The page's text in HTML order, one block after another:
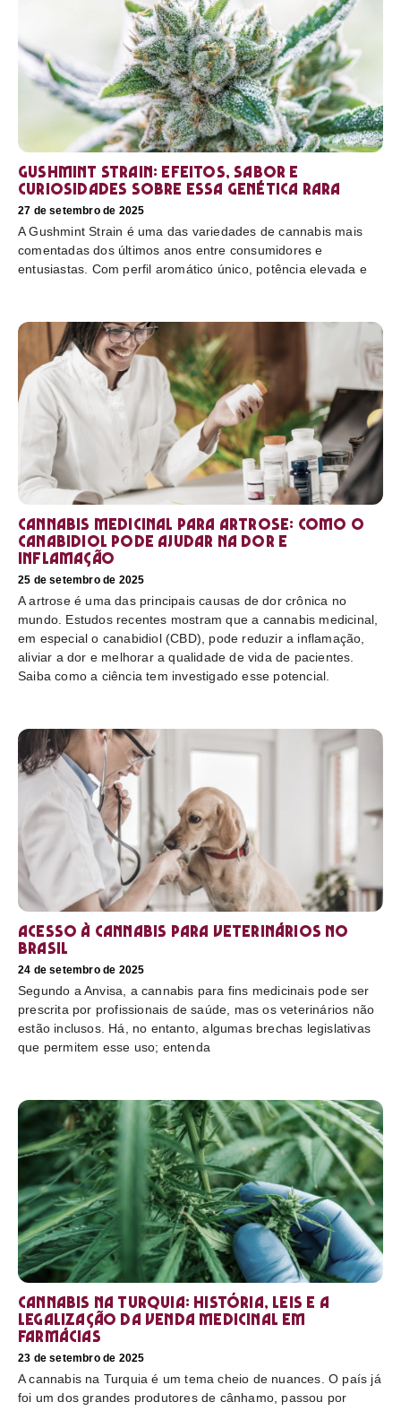
Gushmint Strain: efeitos, sabor e
curiosidades sobre essa genética rara
27 de setembro de 2025
A Gushmint Strain é uma das variedades de cannabis mais
comentadas dos últimos anos entre consumidores e
entusiastas. Com perfil aromático único, potência elevada e
Cannabis medicinal para artrose: como o
canabidiol pode ajudar na dor e
inflamação
25 de setembro de 2025
A artrose é uma das principais causas de dor crônica no
mundo. Estudos recentes mostram que a cannabis medicinal,
em especial o canabidiol (CBD), pode reduzir a inflamação,
aliviar a dor e melhorar a qualidade de vida de pacientes.
Saiba como a ciência tem investigado esse potencial.
Acesso à cannabis para veterinários no
Brasil
24 de setembro de 2025
Segundo a Anvisa, a cannabis para fins medicinais pode ser
prescrita por profissionais de saúde, mas os veterinários não
estão inclusos. Há, no entanto, algumas brechas legislativas
que permitem esse uso; entenda
Cannabis na Turquia: história, leis e a
legalização da venda medicinal em
farmácias
23 de setembro de 2025
A cannabis na Turquia é um tema cheio de nuances. O país já
foi um dos grandes produtores de cânhamo, passou por